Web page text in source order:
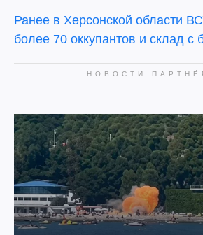
Ранее в Херсонской области
более 70 оккупантов и склад с